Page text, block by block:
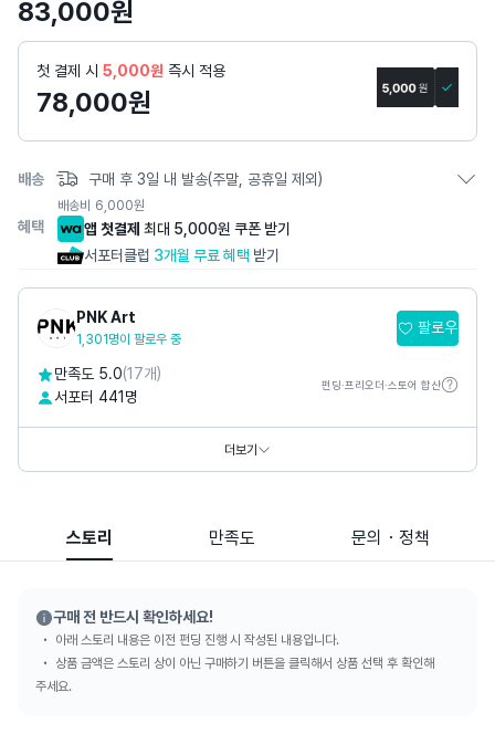
리
상
지
83,000원
첫 결제 시 5,000원 즉시 적용
78,000원
배송 구매 후 3일 내 발송(주말, 공휴일 제외)
배송비 6,000원
혜택 앱 첫결제 최대 5,000원 쿠폰 받기
서포터클럽 3개월 무료 혜택 받기
PNK Art
1,301명이 팔로우 중
팔로우
만족도 5.0(17개)
서포터 441명
펀딩·프리오더·스토어 합산
더보기
스토리 만족도 문의・정책
구매 전 반드시 확인하세요!
아래 스토리 내용은 이전 펀딩 진행 시 작성된 내용입니다.
상품 금액은 스토리 상이 아닌 구매하기 버튼을 클릭해서 상품 선택 후 확인해
주세요.